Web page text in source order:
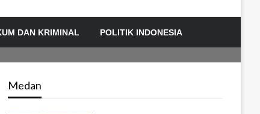
DAN KRIMINAL POLITIK INDONESIA
Medan